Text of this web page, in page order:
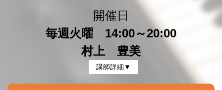
開催日
毎週火曜 14:00～20:00
村上 豊美
講師詳細▼